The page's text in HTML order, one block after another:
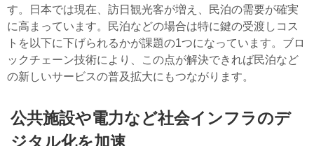
す。日本では現在、訪日観光客が増え、民泊の需要が確実
に高まっています。民泊などの場合は特に鍵の受渡しコス
トを以下に下げられるかが課題の1つになっています。ブロ
ックチェーン技術により、この点が解決できれば民泊など
の新しいサービスの普及拡大にもつながります。
公共施設や電力など社会インフラのデ
ジタル化を加速